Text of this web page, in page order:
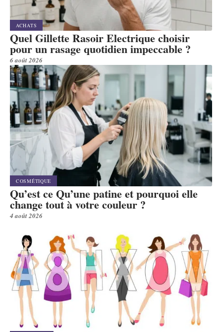
ACHATS
Quel Gillette Rasoir Electrique choisir
pour un rasage quotidien impeccable ?
6 août 2026
COSMÉTIQUE
Qu’est ce Qu’une patine et pourquoi elle
change tout à votre couleur ?
4 août 2026